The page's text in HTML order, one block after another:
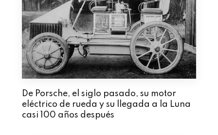
De Porsche, el siglo pasado, su motor
eléctrico de rueda y su llegada a la Luna
casi 100 años después